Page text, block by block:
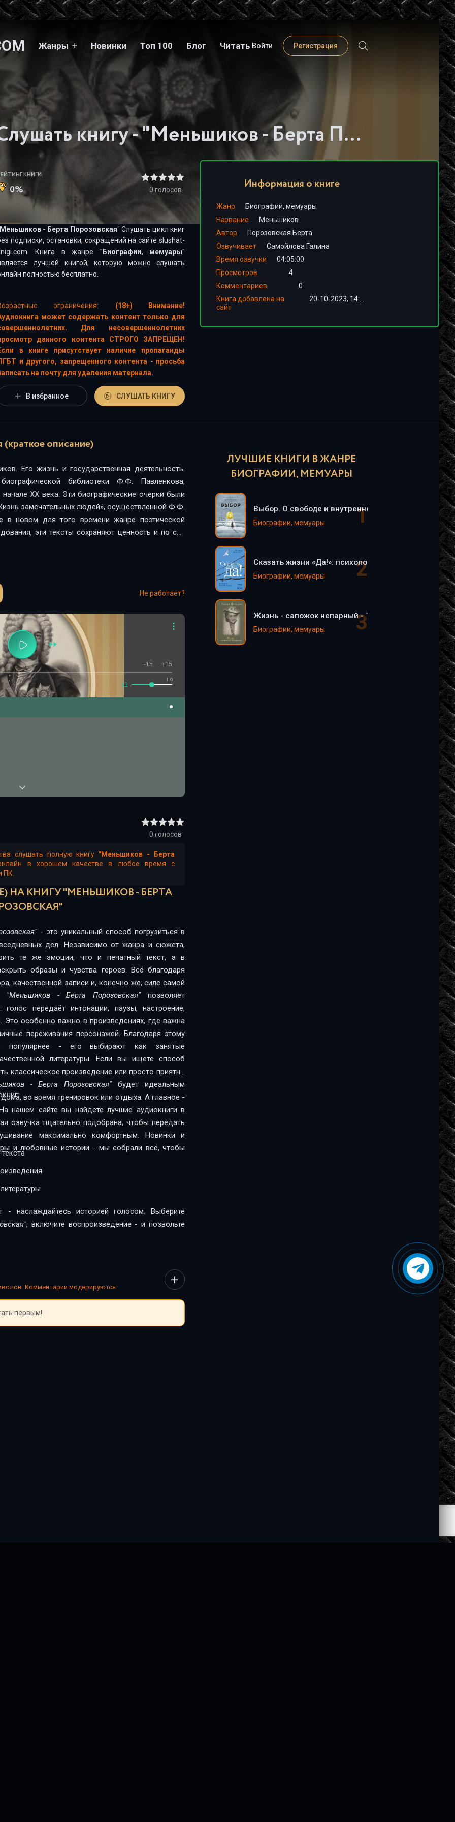
Жанры Новинки Топ 100 Блог Читать Войти Регистрация
Слушать книгу - "Меньшиков - Берта Порозовская"
КНИГИ
0% 0голосов
Меньшиков - Берта Порозовская" Слушать цикл книг
подписки, остановки, сокращений на сайте slushat-
Книга в жанре " Биографии, мемуары"
лучшей книгой, которую можно слушать
полностью бесплатно.
ограничения:
(18+) Внимание!
может содержать контент только для
Для несовершеннолетних
данного контента СТРОГО ЗАПРЕЩЕН!
в книге присутствует наличие пропаганды
и другого, запрещенного контента - просьба
на почту для удаления материала.
В избранное СЛУШАТЬ КНИГУ
Информация о книге
Жанр
Биографии, мемуары
Название
Меньшиков
Автор
Порозовская Берта
Озвучивает
Самойлова Галина
Время озвучки
04:05:00
Просмотров
4
Комментариев
0
Книга добавлена на
сайт
описание)
Его жизнь и государственная деятельность.
библиотеки Ф.Ф. Павленкова,
XX века. Эти биографические очерки были
замечательных людей», осуществленной Ф.Ф.
в новом для того времени жанре поэтической
эти тексты сохраняют ценность и по сей
для российской провинции, сегодня они могут
Не работает?
1.0
x1
-15 +15
0 голосов
слушать полную книгу "Меньшиков - Берта
в хорошем качестве в любое время с
ПК.
НА КНИГУ "МЕНЬШИКОВ - БЕРТА
- это уникальный способ погрузиться в
дел. Независимо от жанра и сюжета,
те же эмоции, что и печатный текст, а в
образы и чувства героев. Всё благодаря
качественной записи и, конечно же, силе самой
"Меньшиков - Берта Порозовская" позволяет
передаёт интонации, паузы, настроение,
Это особенно важно в произведениях, где важна
переживания персонажей. Благодаря этому
популярнее - его выбирают как занятые
Если вы ищете способ
классическое произведение или просто приятно
- Берта Порозовская" будет идеальным
во время тренировок или отдыха. А главное -
нашем сайте вы найдёте лучшие аудиокниги в
озвучка тщательно подобрана, чтобы передать
максимально комфортным. Новинки и
и любовные истории - мы собрали всё, чтобы
- наслаждайтесь историей голосом. Выберите
, включите воспроизведение - и позвольте
Комментарии модерируются
первым!
ЛУЧШИЕ КНИГИ В ЖАНРЕ
БИОГРАФИИ, МЕМУАРЫ
Выбор. О свободе и внутренней силе человека -
Биографии, мемуары
Сказать жизни «Да!»: психолог в концлагере -
Биографии, мемуары
Жизнь - сапожок непарный - Тамара Петкевич
Биографии, мемуары